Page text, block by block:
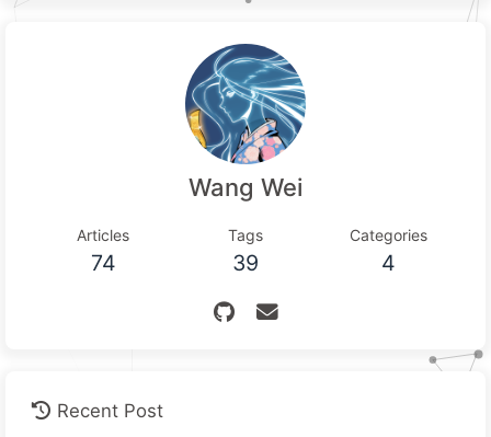
Wang Wei
Articles
74
Tags
39
Categories
4
Recent Post